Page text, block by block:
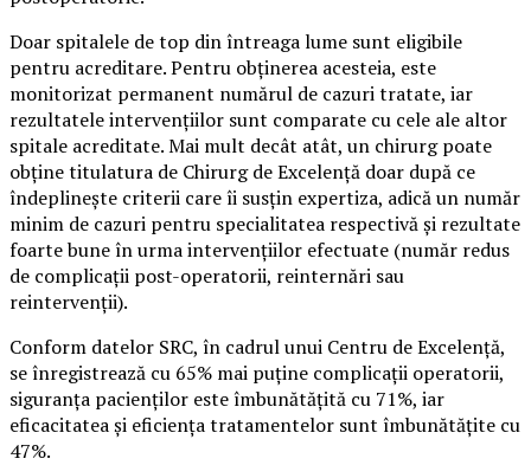
Doar spitalele de top din întreaga lume sunt eligibile
pentru acreditare. Pentru obținerea acesteia, este
monitorizat permanent numărul de cazuri tratate, iar
rezultatele intervențiilor sunt comparate cu cele ale altor
spitale acreditate. Mai mult decât atât, un chirurg poate
obține titulatura de Chirurg de Excelență doar după ce
îndeplinește criterii care îi susțin expertiza, adică un număr
minim de cazuri pentru specialitatea respectivă și rezultate
foarte bune în urma intervențiilor efectuate (număr redus
de complicații post-operatorii, reinternări sau
reintervenții).
Conform datelor SRC, în cadrul unui Centru de Excelență,
se înregistrează cu 65% mai puține complicații operatorii,
siguranța pacienților este îmbunătățită cu 71%, iar
eficacitatea și eficiența tratamentelor sunt îmbunătățite cu
47%.